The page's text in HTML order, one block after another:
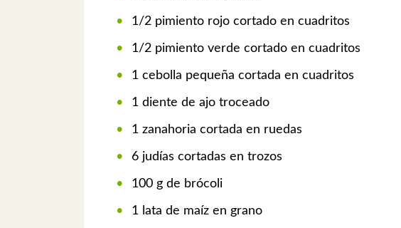
1/2 pimiento rojo cortado en cuadritos
1/2 pimiento verde cortado en cuadritos
1 cebolla pequeña cortada en cuadritos
1 diente de ajo troceado
1 zanahoria cortada en ruedas
6 judías cortadas en trozos
100 g de brócoli
1 lata de maíz en grano